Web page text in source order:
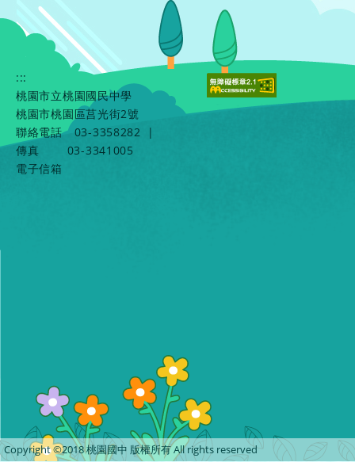
:::
桃園市立桃園國民中學
桃園市桃園區莒光街2號
聯絡電話
03-3358282
|
傳真
03-3341005
電子信箱
Copyright ©2018 桃園國中 版權所有 All rights reserved